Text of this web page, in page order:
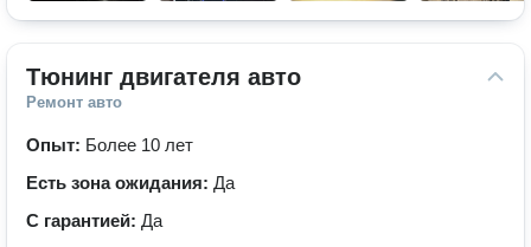
Тюнинг двигателя авто
Ремонт авто
Опыт: Более 10 лет
Есть зона ожидания: Да
С гарантией: Да